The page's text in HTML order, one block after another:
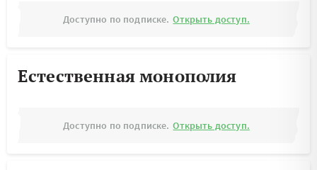
Доступно по подписке. Открыть доступ.
Естественная монополия
Доступно по подписке. Открыть доступ.